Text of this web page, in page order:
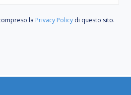
la Privacy Policy di questo sito.